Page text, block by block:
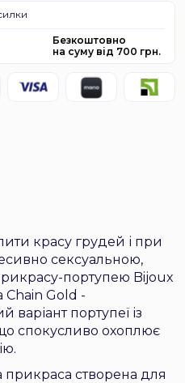
Безкоштовно
на суму від 700 грн.
красу грудей і при
сексуальною,
портупею Bijoux
Gold -
портупеї із
спокусливо охоплює
прикраса створена для